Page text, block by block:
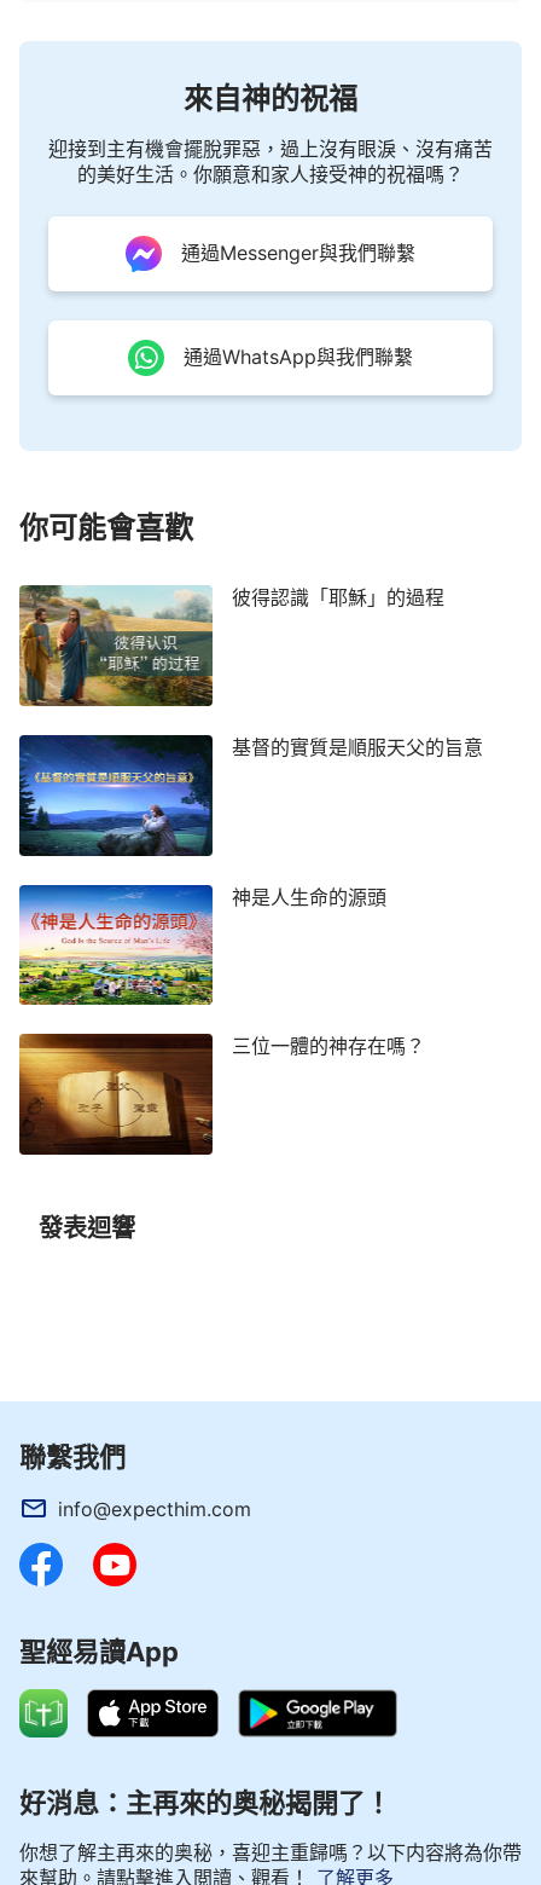
容任何人觸犯，那些宗教官員、官太太們還是持守着
地繼續作着他還未告終的經營工作。雖有敵我矛盾，
甚至不可調解，但神對這樣的矛盾根本「心不在
焉」，似乎有又似乎没有，而人却還在堅定着自己的
「信」「念」，從不放下。但有一點是不言而喻的，
儘管人的「立場」堅定，而神的「脚跟」總是挪動，
總是隨着環境在改變他的「立場」，但人到最終却是
不打自敗的對象，而神却是所有敗將的最大的「仇
敵」，也是所有敗與不敗的人類的「冠軍」。誰能與
神較量而得勝呢？似乎人的觀念來自于神，因為許多
反，他對人的觀念與舊的虔誠的信仰極度地反感，甚
些觀念是因着他的作工而造成的，因為人的觀念只是
來自于人的傳染，發源地是人的思維與人的大腦，不
是神，而是撒但。神作工的原意本是新的、活的，并
不是舊的、死的，他讓人持守的是分時代、分階段
的，并不是到永遠的、一成不變的，因他是使人活而
新的神，不是讓人死而舊的魔鬼，這一點你們還不明
白嗎？你對神有觀念而且放不下，是你的腦袋不開
竅，并不是神的作工太没道理，也不是神的作工不近
人意，更不是神總是「不務正業」。你的觀念放不
下，是你的順服成分太少，而且没有一點受造之物的
樣式，并不是因為神與你過不去，這一切都是你造成
的，與神毫無一點關係，一切的苦楚、禍端是人造成
願意讓你隨着時代的轉移而更新、變化，而你却不識
好歹，不是研究就是分析，不是神與你過不去，而是
你對神没有敬畏的心，悖逆的心太大。一個小小的受
造之物竟敢用神以前給的僅有的一點點微不足道的東
人根本没有資格在神的面前發表自己的意見，更没資
喝神話有果效，必須放下自己的宗教觀念，要事奉神
更得先放下宗教觀念，處處都順服神的説話，這是一
就會打岔，就會攪擾，若一直持守下去，必要被神
法、作工跟 聖經
不具備順服的心，你隨時都會跌倒。要想事奉到神的
心意上就得把宗教觀念先放下，擺正自己的觀點，以
後會有很多説法不符合以前的説法，你如果現在不具
式在你裏面扎下了根，你總是持守着不放，這個方式
就成了你的宗教觀念。若是神的所是在你裏面扎下根
來自神的祝福
迎接到主有機會擺脫罪惡，過上沒有眼淚、沒有痛苦
的美好生活。你願意和家人接受神的祝福嗎？
通過Messenger與我們聯繫
通過WhatsApp與我們聯繫
你可能會喜歡
彼得認識「耶穌」的過程
基督的實質是順服天父的旨意
神是人生命的源頭
三位一體的神存在嗎？
發表迴響
聯繫我們
info@expecthim.com
聖經易讀App
好消息：主再來的奥秘揭開了！
你想了解主再來的奥秘，喜迎主重歸嗎？以下内容將為你帶
來幫助。請點擊進入閲讀、觀看！
了解更多